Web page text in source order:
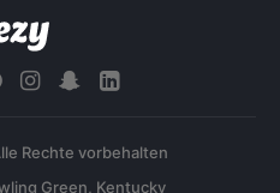
Rechte vorbehalten